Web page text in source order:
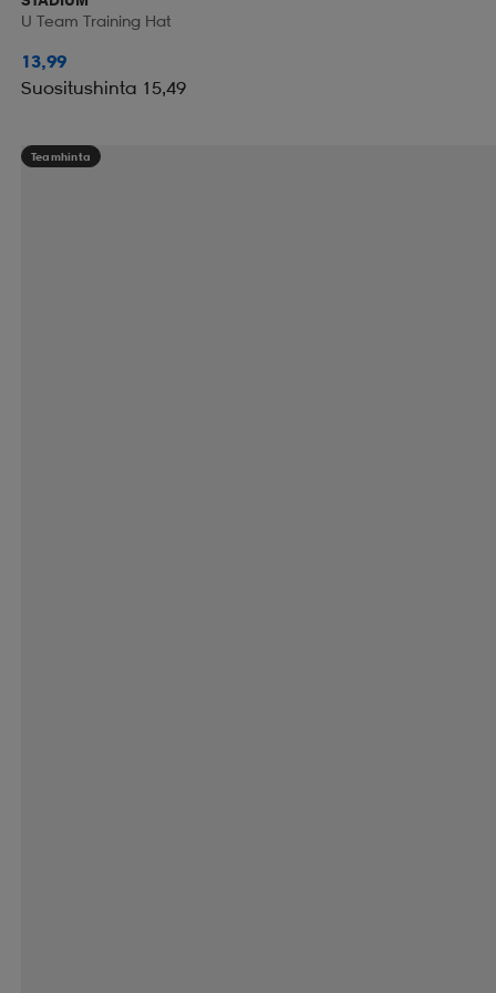
U Team Training Hat
13,99
Suositushinta 15,49
Teamhinta